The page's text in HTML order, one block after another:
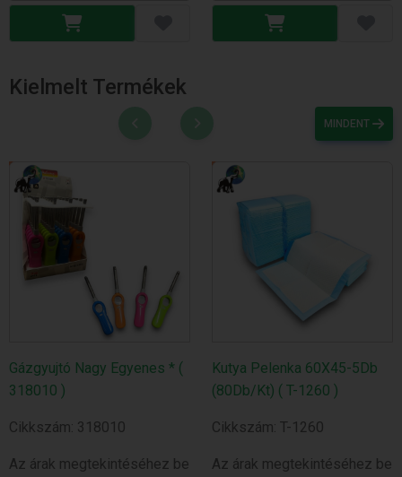
Kielmelt Termékek
MINDENT
Gázgyujtó Nagy Egyenes * (
318010 )
Cikkszám: 318010
Az árak megtekintéséhez be
Kutya Pelenka 60X45-5Db
(80Db/Kt) ( T-1260 )
Cikkszám: T-1260
Az árak megtekintéséhez be